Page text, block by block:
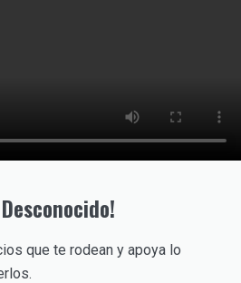
que te rodean y apoya lo